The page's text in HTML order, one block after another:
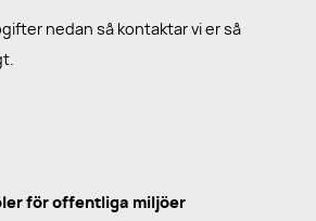
nedan så kontaktar vi er så
för offentliga miljöer